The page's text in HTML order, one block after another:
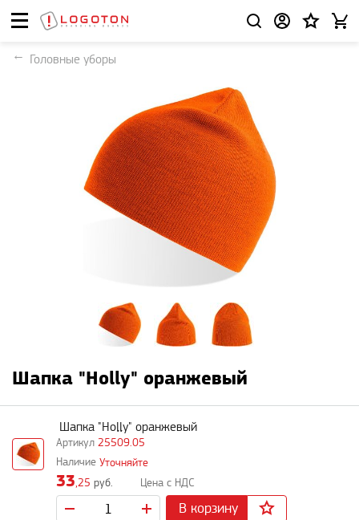
Головные уборы
Шапка "Holly" оранжевый
25509.05
Шапка "Holly" оранжевый
Уточняйте
33,25 руб.
В корзину